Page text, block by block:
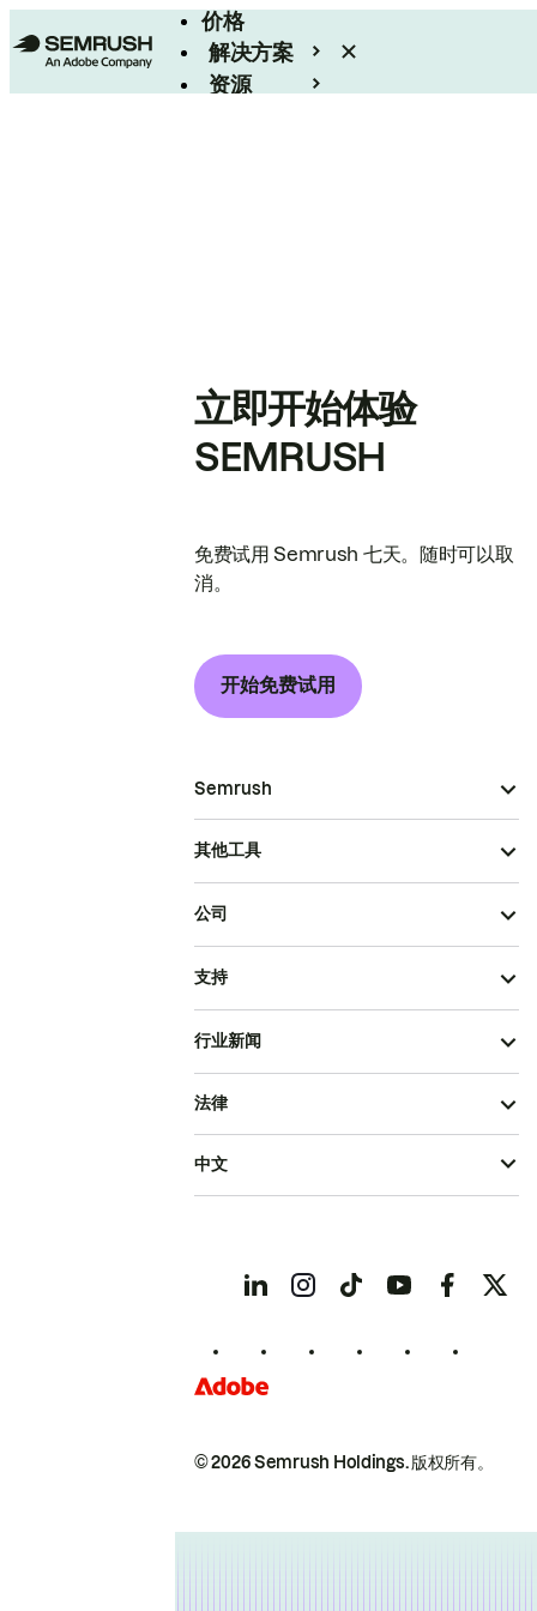
价格
解决方案
资源
立即开始体验
SEMRUSH
免费试用 Semrush 七天。随时可以取
消。
开始免费试用
Semrush
其他工具
公司
支持
行业新闻
© 2026 Semrush Holdings.版权所有。
法律
中文